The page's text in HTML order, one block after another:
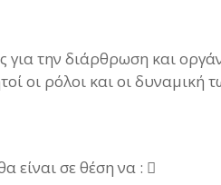
για την διάρθρωση και
οι ρόλοι και οι
είναι σε θέση να : 